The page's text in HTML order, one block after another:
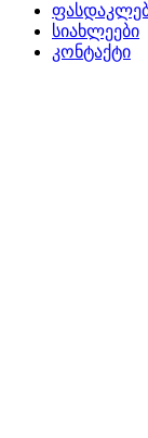
სიახლეები
კონტაქტი